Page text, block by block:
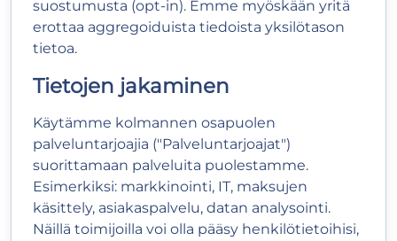
suostumusta (opt-in). Emme myöskään yritä
erottaa aggregoiduista tiedoista yksilötason
tietoa.
Tietojen jakaminen
Käytämme kolmannen osapuolen
palveluntarjoajia ("Palveluntarjoajat")
suorittamaan palveluita puolestamme.
Esimerkiksi: markkinointi, IT, maksujen
käsittely, asiakaspalvelu, datan analysointi.
Näillä toimijoilla voi olla pääsy henkilötietoihisi,